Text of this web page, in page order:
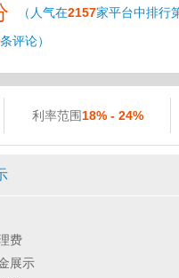
（人气在2157家平台中排行
条评论）
利率范围18% - 24%
费
展示